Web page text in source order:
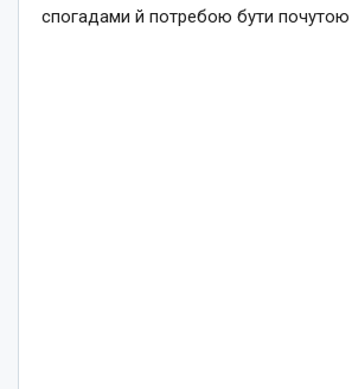
спогадами й потребою бути почутою